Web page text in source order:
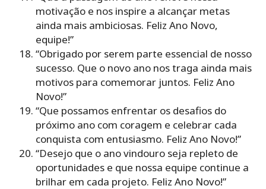
motivação e nos inspire a alcançar metas
ainda mais ambiciosas. Feliz Ano Novo,
equipe!”
“Obrigado por serem parte essencial de nosso
sucesso. Que o novo ano nos traga ainda mais
motivos para comemorar juntos. Feliz Ano
Novo!”
“Que possamos enfrentar os desafios do
próximo ano com coragem e celebrar cada
conquista com entusiasmo. Feliz Ano Novo!”
“Desejo que o ano vindouro seja repleto de
oportunidades e que nossa equipe continue a
brilhar em cada projeto. Feliz Ano Novo!”